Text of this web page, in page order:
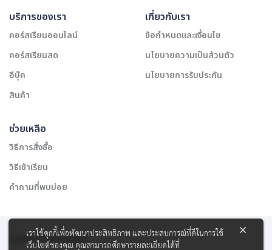
บริการของเรา
คอร์สเรียนออนไลน์
คอร์สเรียนสด
อีบุ๊ค
สินค้า
เกี่ยวกับเรา
ข้อกำหนดและเงื่อนไข
นโยบายความเป็นส่วนตัว
นโยบายการรับประกัน
ช่วยเหลือ
วิธีการสั่งซื้อ
วิธีเข้าเรียน
คำถามที่พบบ่อย
รองรับการชำระเงิน:
เราใช้คุกกี้เพื่อพัฒนาประสิทธิภาพ และประสบการณ์ที่ดีในการใช้
เว็บไซต์ของคุณ คุณสามารถศึกษารายละเอียดได้ที่